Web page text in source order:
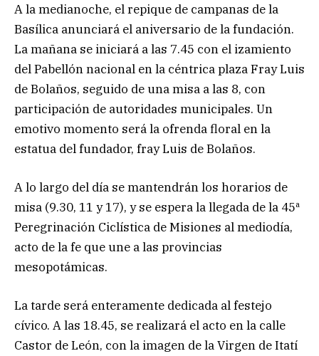
A la medianoche, el repique de campanas de la
Basílica anunciará el aniversario de la fundación.
La mañana se iniciará a las 7.45 con el izamiento
del Pabellón nacional en la céntrica plaza Fray Luis
de Bolaños, seguido de una misa a las 8, con
participación de autoridades municipales. Un
emotivo momento será la ofrenda floral en la
estatua del fundador, fray Luis de Bolaños.
A lo largo del día se mantendrán los horarios de
misa (9.30, 11 y 17), y se espera la llegada de la 45ª
Peregrinación Ciclística de Misiones al mediodía,
acto de la fe que une a las provincias
mesopotámicas.
La tarde será enteramente dedicada al festejo
cívico. A las 18.45, se realizará el acto en la calle
Castor de León, con la imagen de la Virgen de Itatí